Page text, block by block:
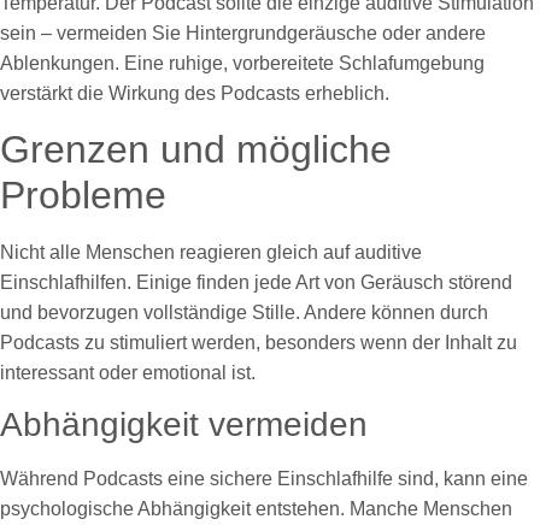
sein – vermeiden Sie Hintergrundgeräusche oder andere
Ablenkungen. Eine ruhige, vorbereitete Schlafumgebung
verstärkt die Wirkung des Podcasts erheblich.
Grenzen und mögliche
Probleme
Nicht alle Menschen reagieren gleich auf auditive
Einschlafhilfen. Einige finden jede Art von Geräusch störend
und bevorzugen vollständige Stille. Andere können durch
Podcasts zu stimuliert werden, besonders wenn der Inhalt zu
interessant oder emotional ist.
Abhängigkeit vermeiden
Während Podcasts eine sichere Einschlafhilfe sind, kann eine
psychologische Abhängigkeit entstehen. Manche Menschen